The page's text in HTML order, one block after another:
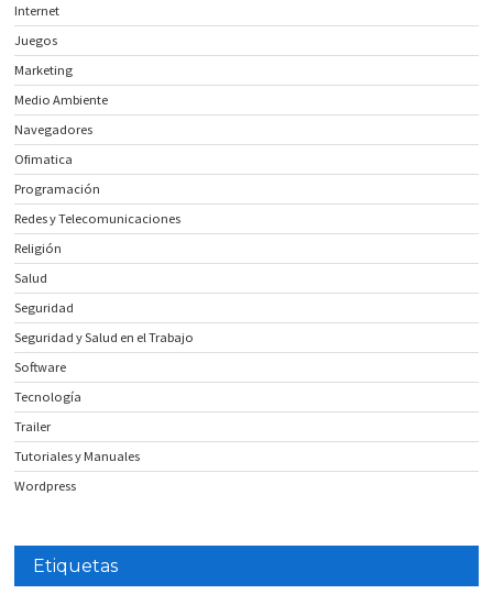
Internet
Juegos
Marketing
Medio Ambiente
Navegadores
Ofimatica
Programación
Redes y Telecomunicaciones
Religión
Salud
Seguridad
Seguridad y Salud en el Trabajo
Software
Tecnología
Trailer
Tutoriales y Manuales
Wordpress
Etiquetas